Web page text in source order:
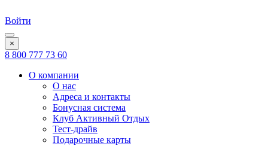
Войти
×
8 800 777 73 60
О компании
О нас
Адреса и контакты
Бонусная система
Клуб Активный Отдых
Тест-драйв
Подарочные карты